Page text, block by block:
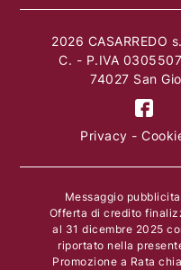
2026 CASARREDO
C. - P.IVA
74027 San
Privacy -
Messaggio
Offerta di credito
al 31 dicembre 2025
riportato nella
Promozione a Rata